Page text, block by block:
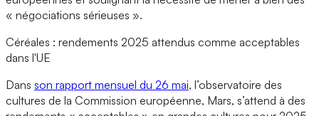
« négociations sérieuses ».
Céréales : rendements 2025 attendus comme acceptables
dans l'UE
Dans son rapport mensuel du 26 mai, l’observatoire des
cultures de la Commission européenne, Mars, s’attend à des